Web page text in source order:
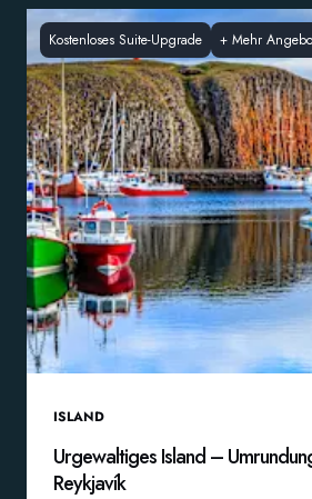
Kostenloses Suite-Upgrade + Mehr
ISLAND
Urgewaltiges Island –
Reykjavík